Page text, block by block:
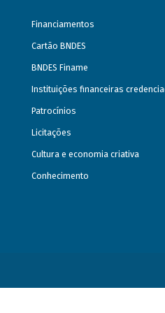
Financiamentos
Cartão BNDES
BNDES Finame
Instituições financeiras
Patrocínios
Licitações
Cultura e economia criativa
Conhecimento